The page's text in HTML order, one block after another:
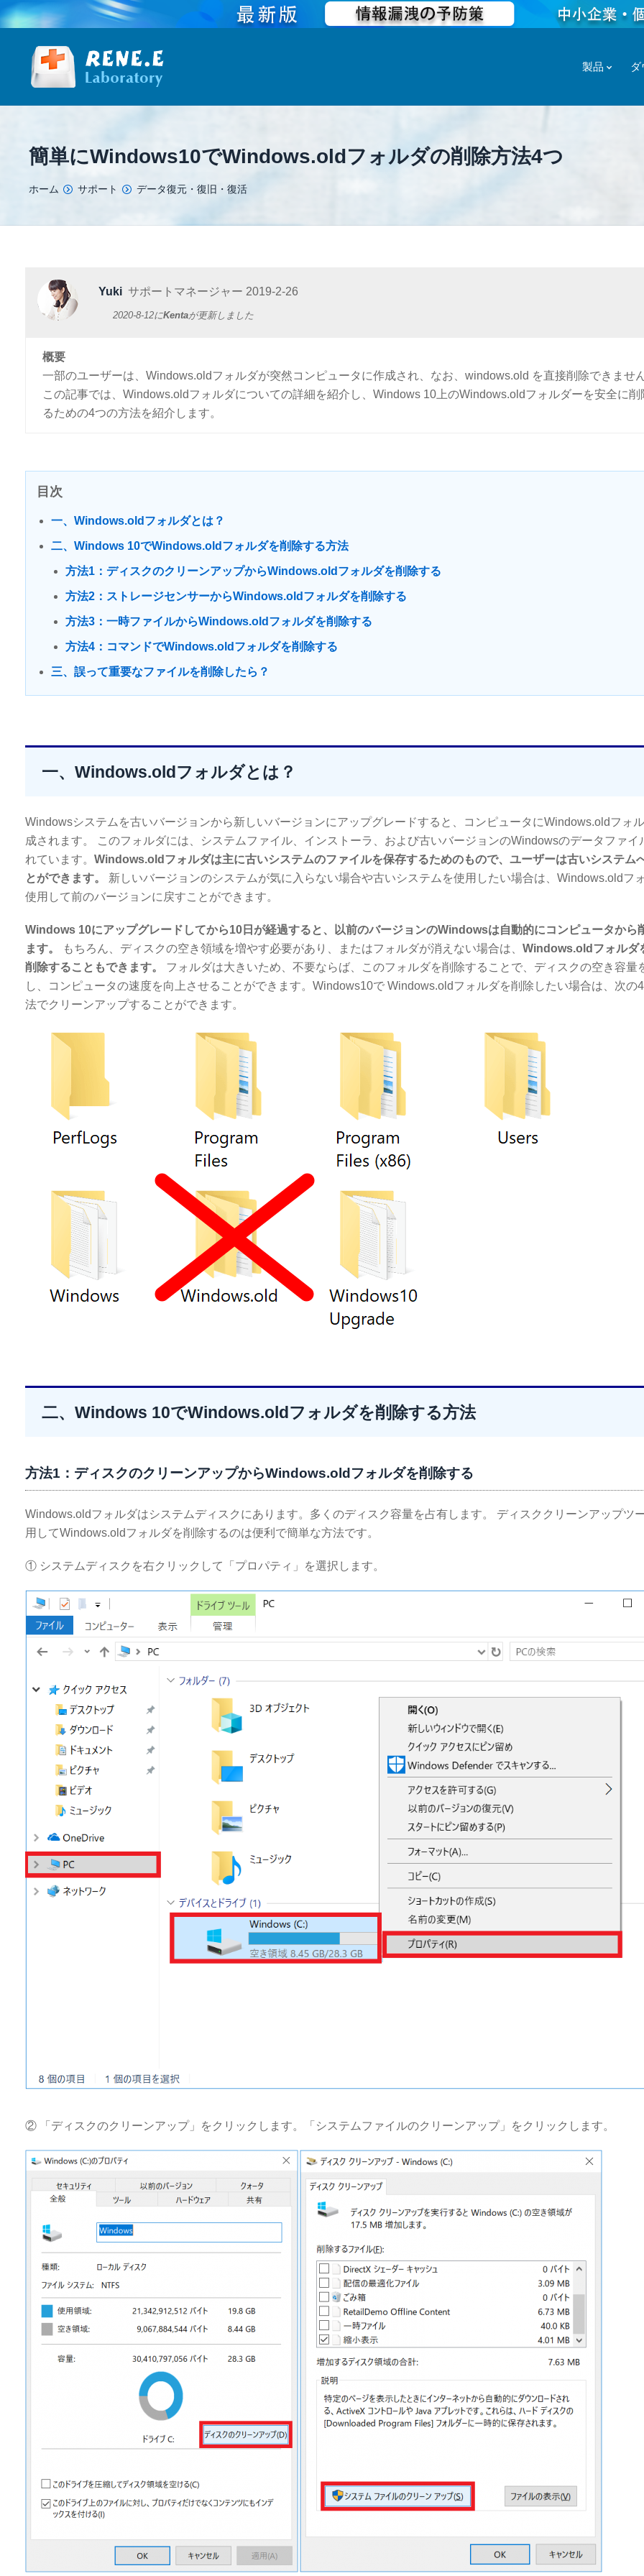
製品
簡単にWindows10でWindows.oldフォルダの削除方法4つ
You are here:
ホーム サポート データ復元・復旧・復活
Yuki サポートマネージャー 2019-2-26
2020-8-12にKentaが更新しました
概要
一部のユーザーは、Windows.oldフォルダが突然コンピュータに作成され、なお、windows.old を直接削除できませ
この記事では、Windows.oldフォルダについての詳細を紹介し、Windows 10上のWindows.oldフォルダーを安全に削
るための4つの方法を紹介します。
目次
一、Windows.oldフォルダとは？
二、Windows 10でWindows.oldフォルダを削除する方法
方法1：ディスクのクリーンアップからWindows.oldフォルダを削除する
方法2：ストレージセンサーからWindows.oldフォルダを削除する
方法3：一時ファイルからWindows.oldフォルダを削除する
方法4：コマンドでWindows.oldフォルダを削除する
三、誤って重要なファイルを削除したら？
一、Windows.oldフォルダとは？
Windowsシステムを古いバージョンから新しいバージョンにアップグレードすると、コンピュータにWindows.oldフォ
成されます。 このフォルダには、システムファイル、インストーラ、および古いバージョンのWindowsのデータファイ
れています。 Windows.oldフォルダは主に古いシステムのファイルを保存するためのもので、ユーザーは古いシステム
とができます。
新しいバージョンのシステムが気に入らない場合や古いシステムを使用したい場合は、Windows.oldフ
使用して前のバージョンに戻すことができます。
Windows 10にアップグレードしてから10日が経過すると、以前のバージョンのWindowsは自動的にコンピュータから
ます。
もちろん、ディスクの空き領域を増やす必要があり、またはフォルダが消えない場合は、 Windows.oldフォルダ
削除することもできます。
フォルダは大きいため、不要ならば、このフォルダを削除することで、ディスクの空き容量
し、コンピュータの速度を向上させることができます。Windows10で Windows.oldフォルダを削除したい場合は、次の
法でクリーンアップすることができます。
二、Windows 10でWindows.oldフォルダを削除する方法
方法1：ディスクのクリーンアップからWindows.oldフォルダを削除する
Windows.oldフォルダはシステムディスクにあります。多くのディスク容量を占有します。 ディスククリーンアップツ
用してWindows.oldフォルダを削除するのは便利で簡単な方法です。
① システムディスクを右クリックして「プロパティ」を選択します。
② 「ディスクのクリーンアップ」をクリックします。「システムファイルのクリーンアップ」をクリックします。